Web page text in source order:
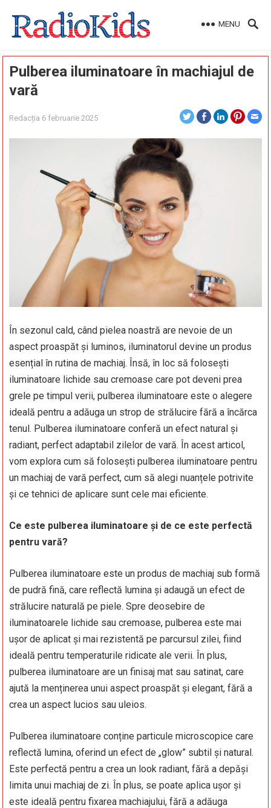
MENU
Pulberea iluminatoare în machiajul de
vară
Redacția 6 februarie 2025
În sezonul cald, când pielea noastră are nevoie de un
aspect proaspăt și luminos, iluminatorul devine un produs
esențial în rutina de machiaj. Însă, în loc să folosești
iluminatoare lichide sau cremoase care pot deveni prea
grele pe timpul verii, pulberea iluminatoare este o alegere
ideală pentru a adăuga un strop de strălucire fără a încărca
tenul. Pulberea iluminatoare conferă un efect natural și
radiant, perfect adaptabil zilelor de vară. În acest articol,
vom explora cum să folosești pulberea iluminatoare pentru
un machiaj de vară perfect, cum să alegi nuanțele potrivite
și ce tehnici de aplicare sunt cele mai eficiente.
Ce este pulberea iluminatoare și de ce este perfectă
pentru vară?
Pulberea iluminatoare este un produs de machiaj sub formă
de pudră fină, care reflectă lumina și adaugă un efect de
strălucire naturală pe piele. Spre deosebire de
iluminatoarele lichide sau cremoase, pulberea este mai
ușor de aplicat și mai rezistentă pe parcursul zilei, fiind
ideală pentru temperaturile ridicate ale verii. În plus,
pulberea iluminatoare are un finisaj mat sau satinat, care
ajută la menținerea unui aspect proaspăt și elegant, fără a
crea un aspect lucios sau uleios.
Pulberea iluminatoare conține particule microscopice care
reflectă lumina, oferind un efect de „glow” subtil și natural.
Este perfectă pentru a crea un look radiant, fără a depăși
limita unui machiaj de zi. În plus, se poate aplica ușor și
este ideală pentru fixarea machiajului, fără a adăuga